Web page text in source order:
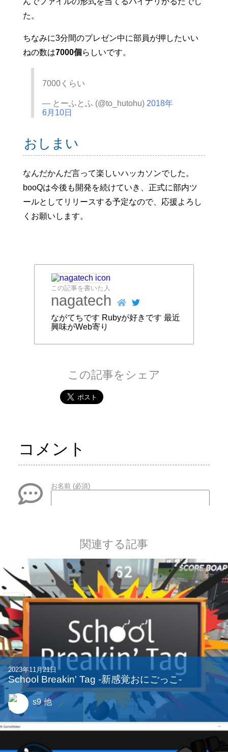
た。
ちなみに3分間のプレゼン中に部員が押したいい
ねの数は7000個 らしいです。
7000くらい
— とーふとふ (@to_hutohu) 2018年
6月10日
おしまい
なんだかんだ言って楽しいハッカソンでした。
booQは今後も開発を続けていき、正式に部内ツ
ールとしてリリースする予定なので、応援よろし
くお願いします。
この記事を書いた人
nagatech
ながてちです Rubyが好きです 最近
興味がWeb寄り
この記事をシェア